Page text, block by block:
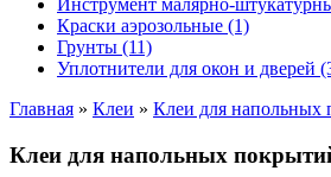
Краски аэрозольные (1)
Грунты (11)
Уплотнители для окон и дверей
Главная » Клеи » Клеи для напольных
Клеи для напольных